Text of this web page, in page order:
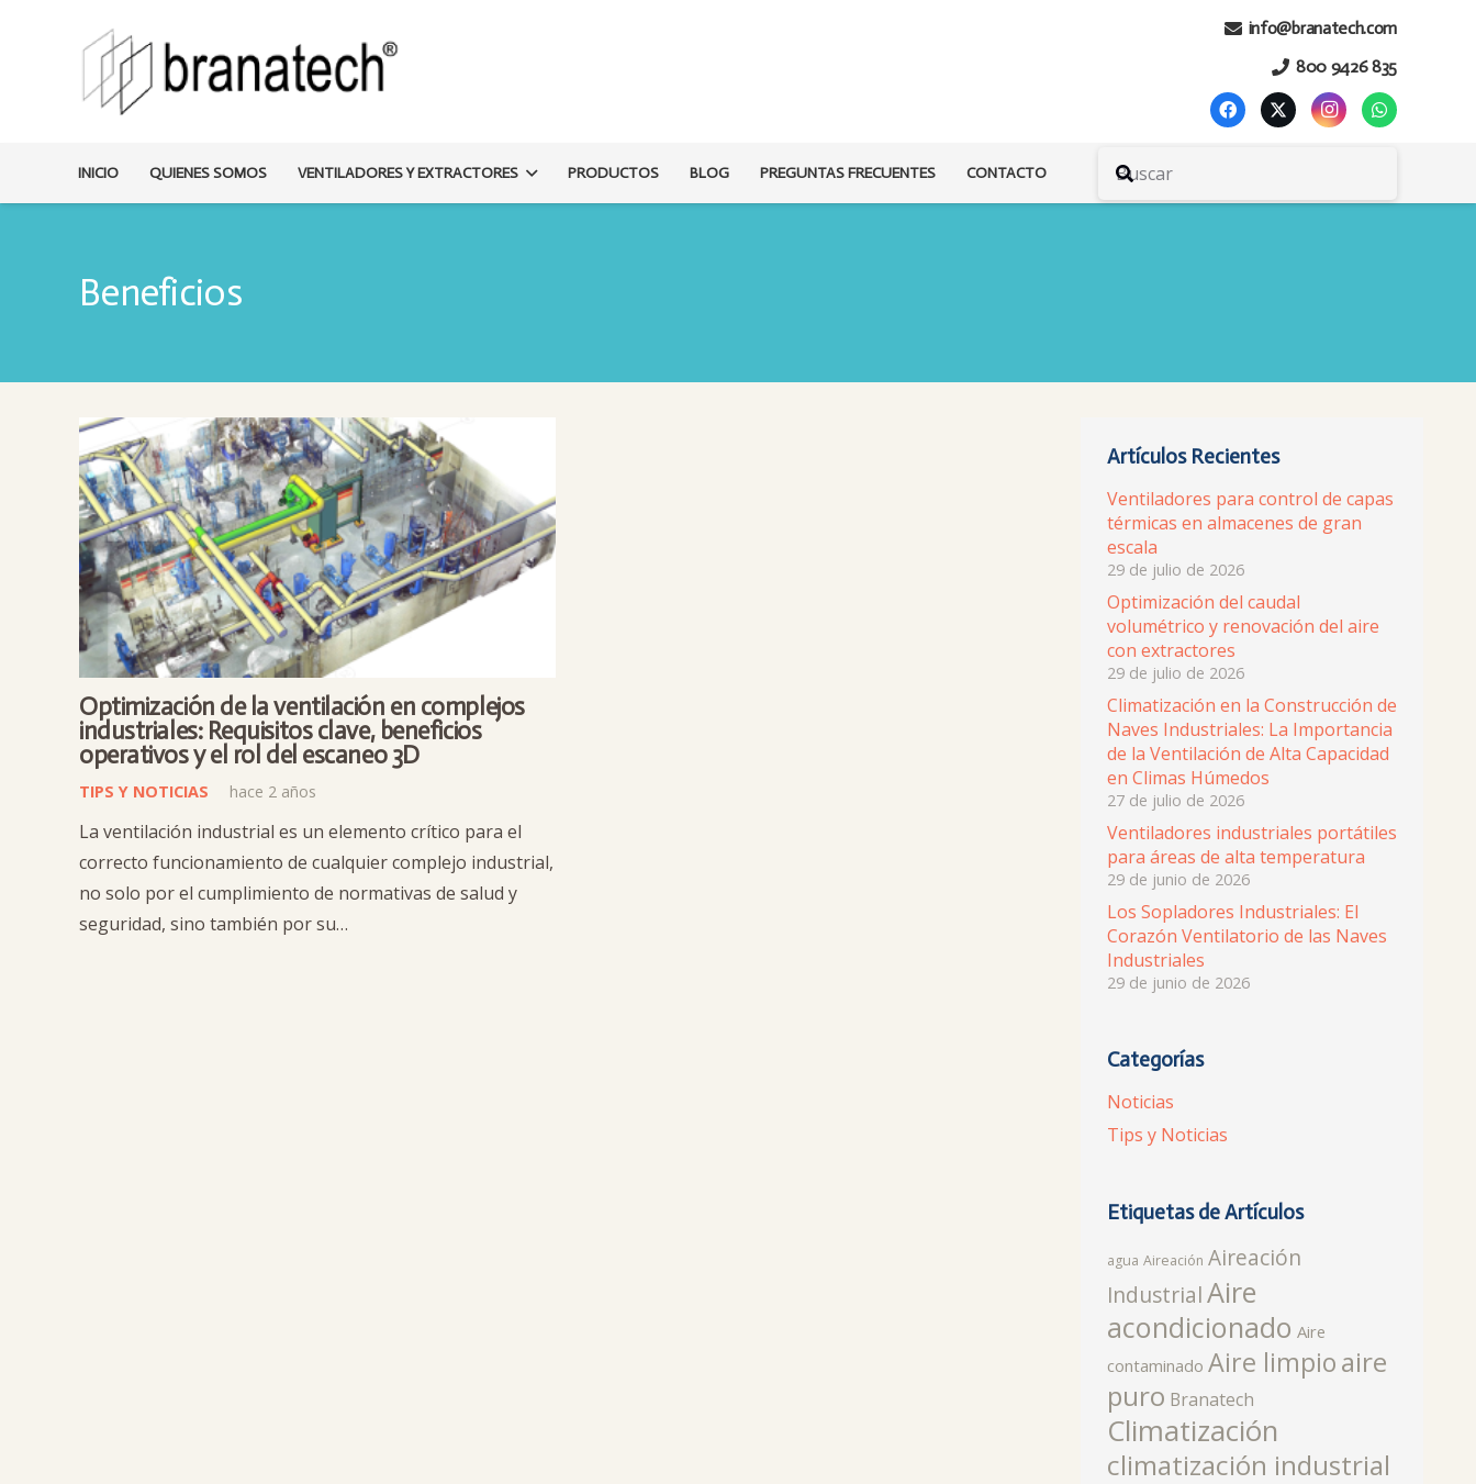
info@branatech.com
800 9426 835
INICIO QUIENES SOMOS VENTILADORES Y EXTRACTORES PRODUCTOS BLOG PREGUNTAS FRECUENTES CONTACTO
Beneficios
Optimización de la ventilación en complejos
industriales: Requisitos clave, beneficios
operativos y el rol del escaneo 3D
TIPS Y NOTICIAS hace 2 años
La ventilación industrial es un elemento crítico para el
correcto funcionamiento de cualquier complejo industrial,
no solo por el cumplimiento de normativas de salud y
seguridad, sino también por su…
Artículos Recientes
Ventiladores para control de capas
térmicas en almacenes de gran
escala
29 de julio de 2026
Optimización del caudal
volumétrico y renovación del aire
con extractores
29 de julio de 2026
Climatización en la Construcción de
Naves Industriales: La Importancia
de la Ventilación de Alta Capacidad
en Climas Húmedos
27 de julio de 2026
Ventiladores industriales portátiles
para áreas de alta temperatura
29 de junio de 2026
Los Sopladores Industriales: El
Corazón Ventilatorio de las Naves
Industriales
29 de junio de 2026
Categorías
Noticias
Tips y Noticias
Etiquetas de Artículos
agua Aireación Aireación
IndustrialAire
acondicionado Aire
contaminado Aire limpioaire
puro Branatech
Climatización
climatización industrial